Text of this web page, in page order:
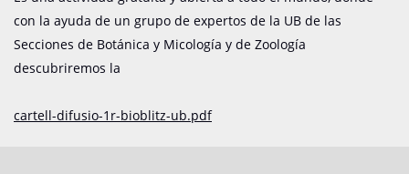
con la ayuda de un grupo de expertos de la UB de las
Secciones de Botánica y Micología y de Zoología
descubriremos la
cartell-difusio-1r-bioblitz-ub.pdf